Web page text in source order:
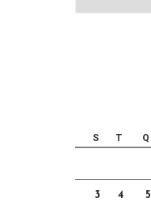
S T Q
3 4 5